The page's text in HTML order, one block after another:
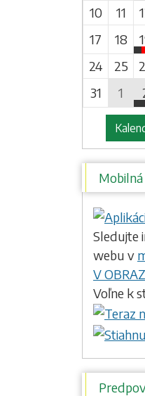
10
11
17
18
24
25
31
1
Sledujte
webu v
V
Voľne k